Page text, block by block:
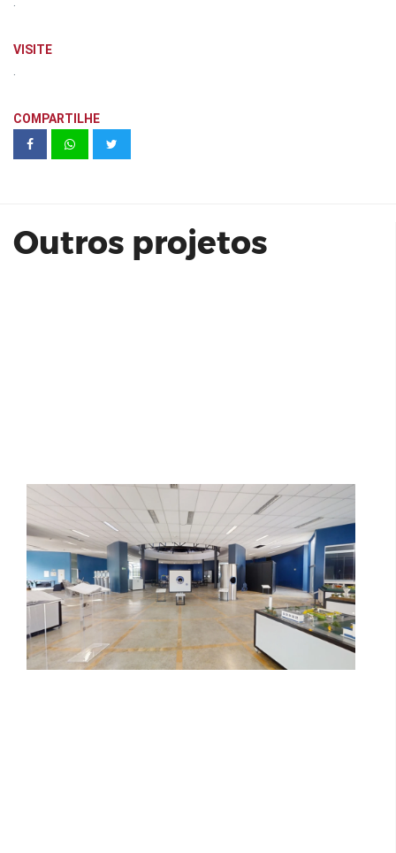
VISITE
COMPARTILHE
Outros projetos
Corrientes 348 | Marina da Glória
Grand Innova Condomínio Clube